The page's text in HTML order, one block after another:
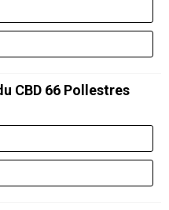
CBD 66 Pollestres